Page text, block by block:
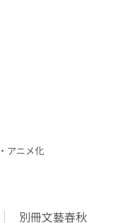
アニメ化
別冊文藝春秋